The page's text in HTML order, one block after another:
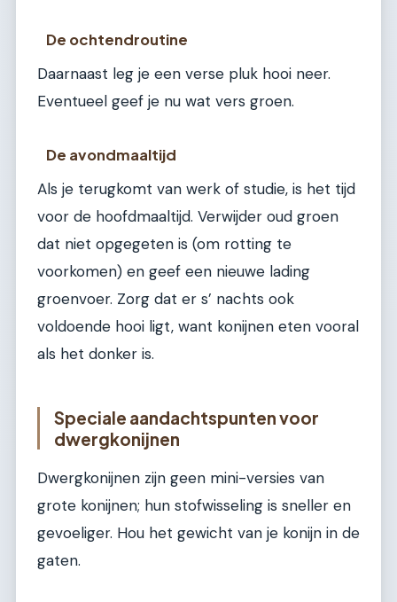
De ochtendroutine
Daarnaast leg je een verse pluk hooi neer.
Eventueel geef je nu wat vers groen.
De avondmaaltijd
Als je terugkomt van werk of studie, is het tijd
voor de hoofdmaaltijd. Verwijder oud groen
dat niet opgegeten is (om rotting te
voorkomen) en geef een nieuwe lading
groenvoer. Zorg dat er s’ nachts ook
voldoende hooi ligt, want konijnen eten vooral
als het donker is.
Speciale aandachtspunten voor
dwergkonijnen
Dwergkonijnen zijn geen mini-versies van
grote konijnen; hun stofwisseling is sneller en
gevoeliger. Hou het gewicht van je konijn in de
gaten.